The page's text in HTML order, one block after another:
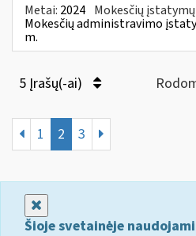
Metai: 2024 Mokesčių
Mokesčių administravimo
m.
5 Įrašų(-ai)
1 2 3
Šioje svetainėje